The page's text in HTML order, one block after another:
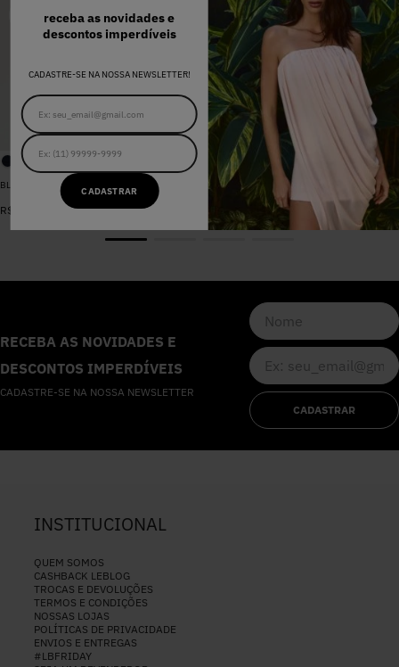
receba as novidades e
descontos imperdíveis
CADASTRE-SE NA NOSSA NEWSLETTER!
CADASTRAR
BLUSA SARJA LARA PEROLA
R$
VESTIDO MADALENA AZUL MARINHO DOT
398 00
159 20
RECEBA AS NOVIDADES E
DESCONTOS IMPERDÍVEIS
CADASTRE-SE NA NOSSA NEWSLETTER
CADASTRAR
INSTITUCIONAL
QUEM SOMOS
CASHBACK LEBLOG
TROCAS E DEVOLUÇÕES
TERMOS E CONDIÇÕES
NOSSAS LOJAS
POLÍTICAS DE PRIVACIDADE
ENVIOS E ENTREGAS
#LBFRIDAY